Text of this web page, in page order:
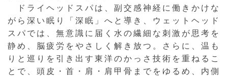
ドライヘッドスパは、副交感神経に働きかけな
がら深い眠り「深眠」へと導き、ウェットヘッド
スパでは、無意識に届く水の繊細な刺激が思考を
静め、脳疲労をやさしく解き放つ。さらに、温も
りと巡りを引き出す東洋のかっさ技術を重ねるこ
とで、頭皮・首・肩・肩甲骨までをゆるめ、内側